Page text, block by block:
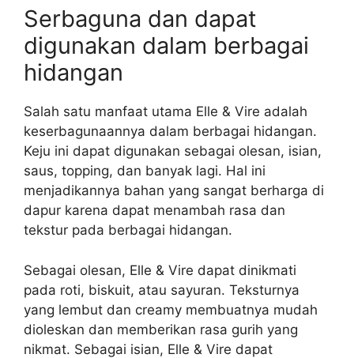
Serbaguna dan dapat
digunakan dalam berbagai
hidangan
Salah satu manfaat utama Elle & Vire adalah
keserbagunaannya dalam berbagai hidangan.
Keju ini dapat digunakan sebagai olesan, isian,
saus, topping, dan banyak lagi. Hal ini
menjadikannya bahan yang sangat berharga di
dapur karena dapat menambah rasa dan
tekstur pada berbagai hidangan.
Sebagai olesan, Elle & Vire dapat dinikmati
pada roti, biskuit, atau sayuran. Teksturnya
yang lembut dan creamy membuatnya mudah
dioleskan dan memberikan rasa gurih yang
nikmat. Sebagai isian, Elle & Vire dapat